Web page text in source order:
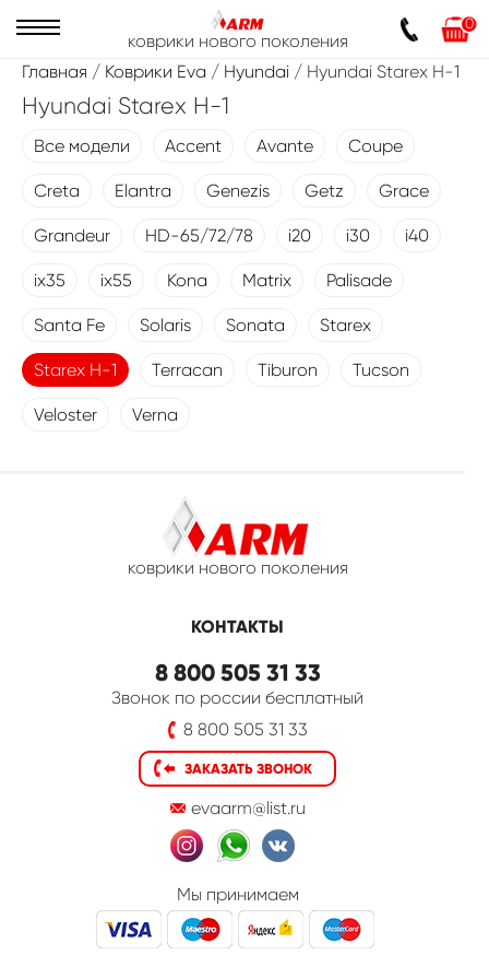
коврики нового поколения
0
Главная / Коврики Eva / Hyundai / Hyundai Starex H-1
Hyundai Starex H-1
Все модели Accent Avante Coupe
Creta Elantra Genezis Getz Grace
Grandeur HD-65/72/78 i20 i30 i40
ix35 ix55 Kona Matrix Palisade
Santa Fe Solaris Sonata Starex
Starex H-1 Terracan Tiburon Tucson
Veloster Verna
коврики нового поколения
КОНТАКТЫ
8 800 505 31 33
Звонок по россии бесплатный
8 800 505 31 33
ЗАКАЗАТЬ ЗВОНОК
evaarm@list.ru
Мы принимаем